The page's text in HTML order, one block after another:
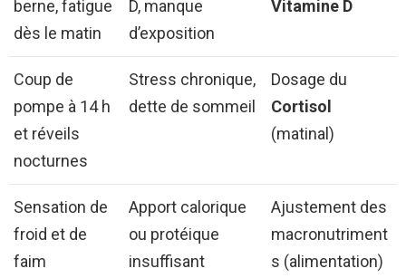
berne, fatigue
dès le matin
D, manque
d’exposition
Vitamine D
Coup de
pompe à 14 h
et réveils
nocturnes
Stress chronique,
dette de sommeil
Dosage du
Cortisol
(matinal)
Sensation de
froid et de
faim
Apport calorique
ou protéique
insuffisant
Ajustement des
macronutriment
s (alimentation)